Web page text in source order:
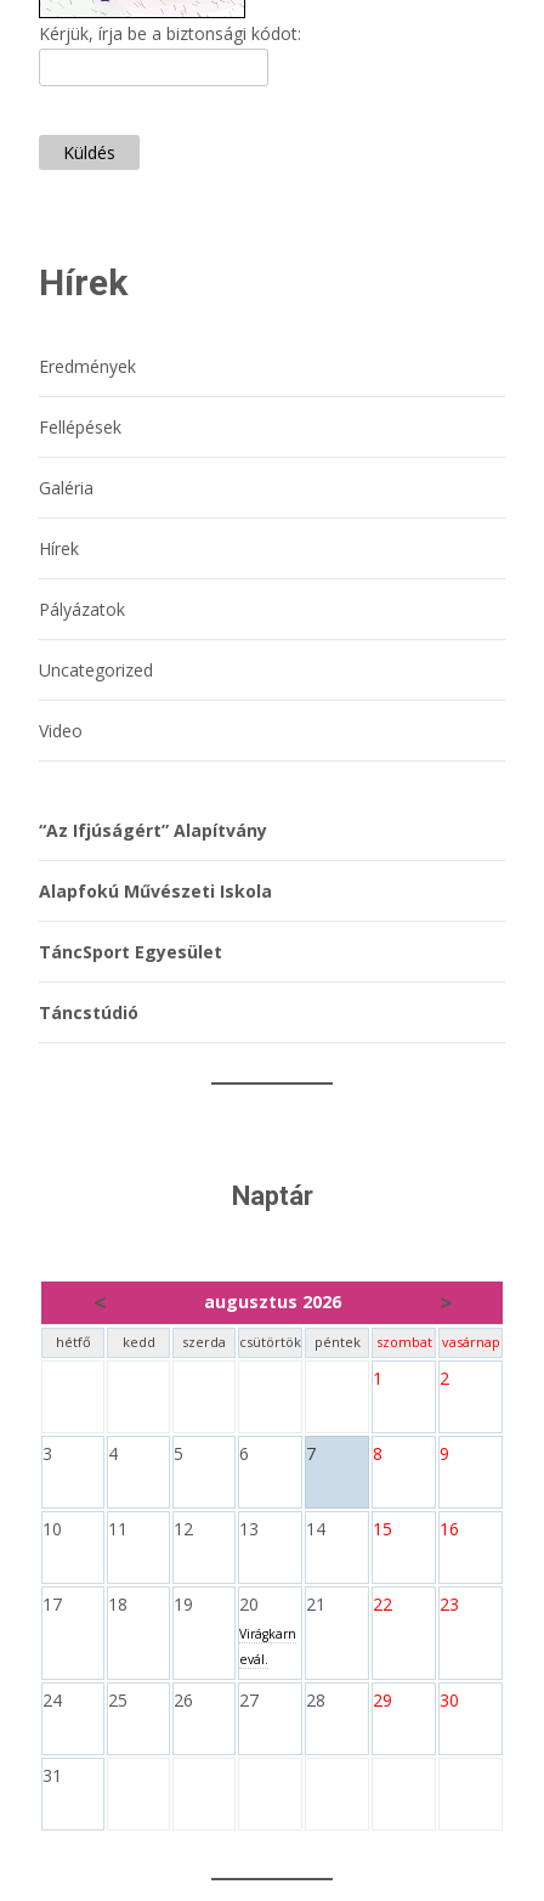
Kérjük, írja be a biztonsági kódot:
Küldés
Hírek
Eredmények
Fellépések
Galéria
Hírek
Pályázatok
Uncategorized
Video
“Az Ifjúságért” Alapítvány
Alapfokú Művészeti Iskola
TáncSport Egyesület
Táncstúdió
Naptár
< augusztus 2026 >
hétfő kedd szerda csütörtök péntek szombat vasárnap
1 2
3 4 5 6 7 8 9
10 11 12 13 14 15 16
17 18 19 20
Virágkarn
evál.
21 22 23
24 25 26 27 28 29 30
31